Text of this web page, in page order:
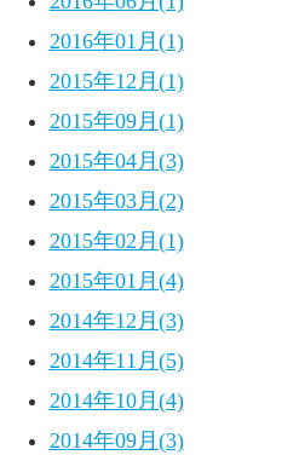
2016年01月(1)
2015年12月(1)
2015年09月(1)
2015年04月(3)
2015年03月(2)
2015年02月(1)
2015年01月(4)
2014年12月(3)
2014年11月(5)
2014年10月(4)
2014年09月(3)